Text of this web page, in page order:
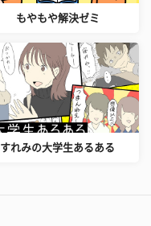
もやもや解決ゼミ
すれみの大学生あるある